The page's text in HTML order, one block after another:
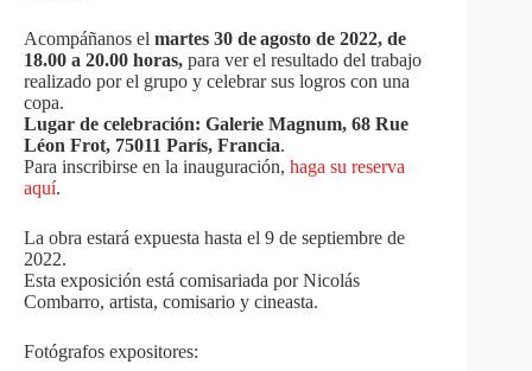
Acompáñanos el martes 30 deagosto de 2022, de
18.00 a 20.00 horas, para ver el resultado del trabajo
realizado por el grupo y celebrar sus logros con una
copa.
Lugar de celebración: Galerie Magnum, 68 Rue
Léon Frot, 75011 París, Francia.
Para inscribirse en la inauguración, haga su reserva
aquí.
La obra estará expuesta hasta el 9 de septiembre de
2022.
Esta exposición está comisariada por Nicolás
Combarro, artista, comisario y cineasta.
Fotógrafos expositores: